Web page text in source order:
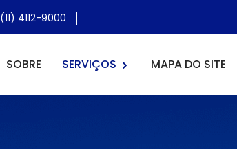
(11) 4112-9000
SOBRE SERVIÇOS MAPA DO SITE